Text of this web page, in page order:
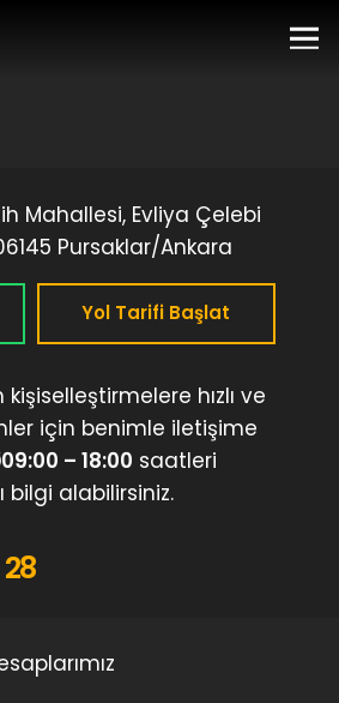
Mahallesi, Evliya Çelebi
Pursaklar/Ankara
Yol Tarifi Başlat
kişiselleştirmelere hızlı ve
için benimle iletişime
09:00 – 18:00 saatleri
bilgi alabilirsiniz.